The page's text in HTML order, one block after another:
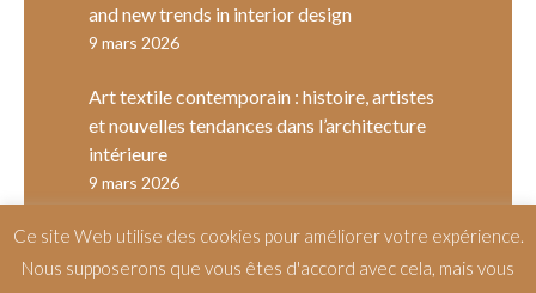
and new trends in interior design
9 mars 2026
Art textile contemporain : histoire, artistes
et nouvelles tendances dans l’architecture
intérieure
9 mars 2026
Ce site Web utilise des cookies pour améliorer votre expérience.
Nous supposerons que vous êtes d'accord avec cela, mais vous